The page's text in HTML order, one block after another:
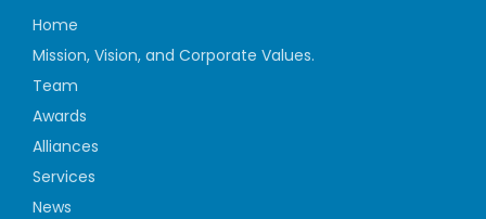
Home
Mission, Vision, and Corporate Values.
Team
Awards
Alliances
Services
News